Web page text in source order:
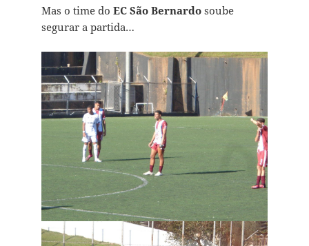
Mas o time do EC São Bernardosoube
segurar a partida…